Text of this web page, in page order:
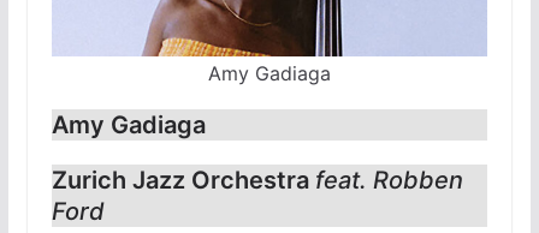
Amy Gadiaga
Amy Gadiaga
Zurich Jazz Orchestra feat. Robben
Ford